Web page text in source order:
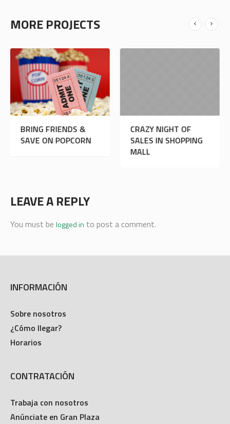
MORE PROJECTS
CRAZY NIGHT OF
SALES IN SHOPPING
FREE CUPCAKES FOR
YOUR COFFEE
LEAVE A REPLY
You must be logged in to post a comment.
INFORMACIÓN
Sobre nosotros
¿Cómo llegar?
Horarios
CONTRATACIÓN
Trabaja con nosotros
Anúnciate en Gran Plaza